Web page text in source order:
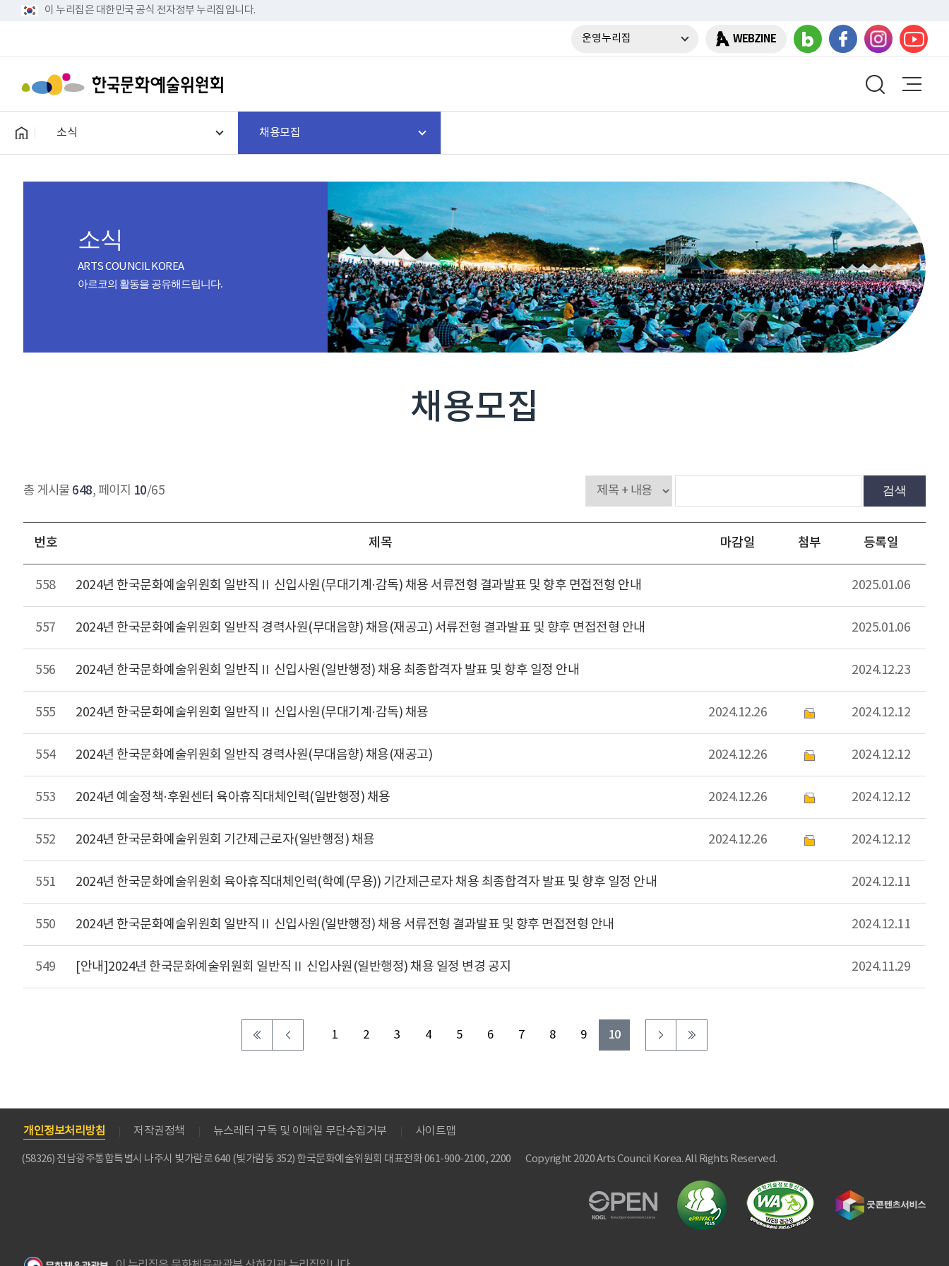
이 누리집은 대한민국 공식 전자정부 누리집입니다.
운영누리집 WEBZINE
소식 채용모집
소식
ARTS COUNCIL KOREA
아르코의 활동을 공유해드립니다.
채용모집
총 게시물 648, 페이지 10/65 검색
번호 제목 마감일 첨부 등록일
558 2024년 한국문화예술위원회 일반직Ⅱ 신입사원(무대기계·감독) 채용 서류전형 결과발표 및 향후 면접전형 안내 2025.01.06
557 2024년 한국문화예술위원회 일반직 경력사원(무대음향) 채용(재공고) 서류전형 결과발표 및 향후 면접전형 안내 2025.01.06
556 2024년 한국문화예술위원회 일반직Ⅱ 신입사원(일반행정) 채용 최종합격자 발표 및 향후 일정 안내 2024.12.23
555 2024년 한국문화예술위원회 일반직Ⅱ 신입사원(무대기계·감독) 채용 2024.12.26 2024.12.12
554 2024년 한국문화예술위원회 일반직 경력사원(무대음향) 채용(재공고) 2024.12.26 2024.12.12
553 2024년 예술정책·후원센터 육아휴직대체인력(일반행정) 채용 2024.12.26 2024.12.12
552 2024년 한국문화예술위원회 기간제근로자(일반행정) 채용 2024.12.26 2024.12.12
551 2024년 한국문화예술위원회 육아휴직대체인력(학예(무용)) 기간제근로자 채용 최종합격자 발표 및 향후 일정 안내 2024.12.11
550 2024년 한국문화예술위원회 일반직Ⅱ 신입사원(일반행정) 채용 서류전형 결과발표 및 향후 면접전형 안내 2024.12.11
549 [안내]2024년 한국문화예술위원회 일반직Ⅱ 신입사원(일반행정) 채용 일정 변경 공지 2024.11.29
1 2 3 4 5 6 7 8 9 10
개인정보처리방침 저작권정책 뉴스레터 구독 및 이메일 무단수집거부 사이트맵
(58326) 전남광주통합특별시 나주시 빛가람로 640 (빛가람동 352) 한국문화예술위원회 대표전화 061-900-2100, 2200 Copyright 2020 Arts Council Korea. All Rights Reserved.